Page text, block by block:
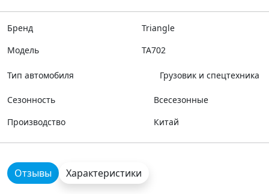
Бренд
Triangle
Модель
TA702
Тип автомобиля Грузовик и спецтехника
Сезонность
Всесезонные
Производство
Китай
Отзывы Характеристики